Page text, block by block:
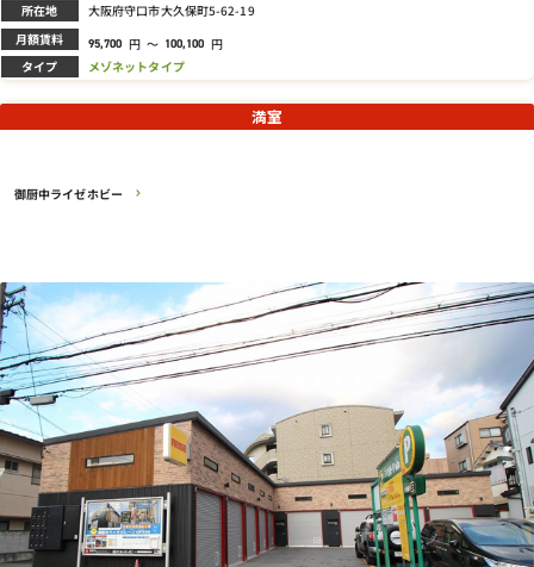
所在地 大阪府守口市大久保町5-62-19
月額賃料 95,700 円 ～ 100,100 円
タイプ メゾネットタイプ
御厨中ライゼホビー
満室